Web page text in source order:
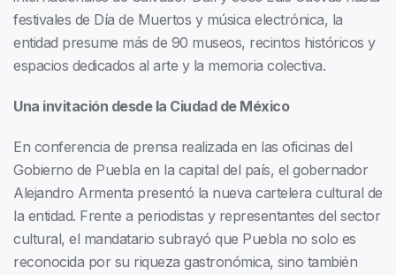
festivales de Día de Muertos y música electrónica, la
entidad presume más de 90 museos, recintos históricos y
espacios dedicados al arte y la memoria colectiva.
Una invitación desde la Ciudad de México
En conferencia de prensa realizada en las oficinas del
Gobierno de Puebla en la capital del país, el gobernador
Alejandro Armenta presentó la nueva cartelera cultural de
la entidad. Frente a periodistas y representantes del sector
cultural, el mandatario subrayó que Puebla no solo es
reconocida por su riqueza gastronómica, sino también